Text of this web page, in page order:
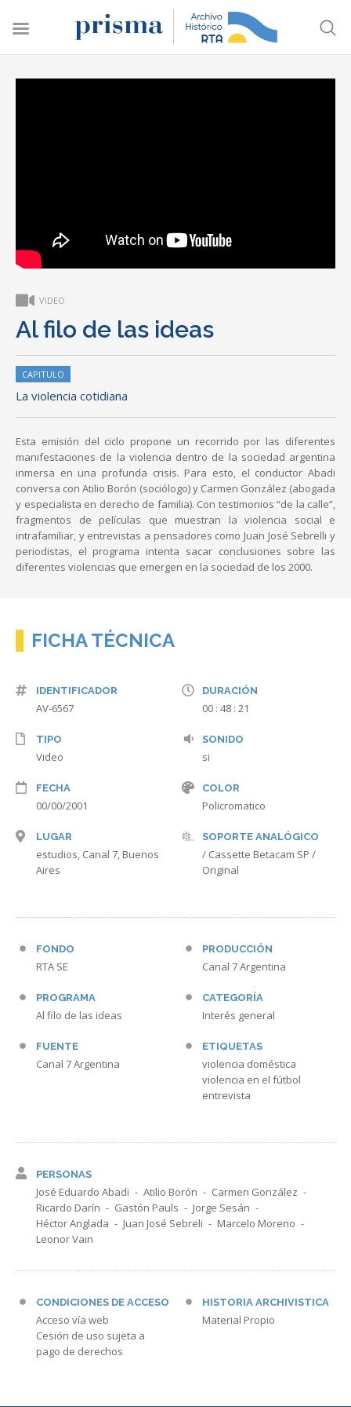
VIDEO
Al filo de las ideas
CAPITULO
La violencia cotidiana
Esta emisión del ciclo propone un recorrido por las diferentes
manifestaciones de la violencia dentro de la sociedad argentina
inmersa en una profunda crisis. Para esto, el conductor Abadi
conversa con Atilio Borón (sociólogo) y Carmen González (abogada
y especialista en derecho de familia). Con testimonios “de la calle”,
fragmentos de películas que muestran la violencia social e
intrafamiliar, y entrevistas a pensadores como Juan José Sebrelli y
periodistas, el programa intenta sacar conclusiones sobre las
diferentes violencias que emergen en la sociedad de los 2000.
FICHA TÉCNICA
IDENTIFICADOR
AV-6567
TIPO
Video
FECHA
00/00/2001
LUGAR
estudios, Canal 7, Buenos
Aires
DURACIÓN
00 : 48 : 21
SONIDO
si
COLOR
Policromatico
SOPORTE ANALÓGICO
/ Cassette Betacam SP /
Original
FONDO
RTA SE
PROGRAMA
Al filo de las ideas
FUENTE
Canal 7 Argentina
PRODUCCIÓN
Canal 7 Argentina
CATEGORÍA
Interés general
ETIQUETAS
violencia doméstica
violencia en el fútbol
entrevista
PERSONAS
José Eduardo Abadi Atilio Borón
Carmen González
Ricardo Darín
Gastón Pauls
Jorge Sesán
Héctor Anglada
Juan José Sebreli
Marcelo Moreno
Leonor Vain
CONDICIONES DE ACCESO
Acceso vía web
Cesión de uso sujeta a
pago de derechos
HISTORIA ARCHIVISTICA
Material Propio